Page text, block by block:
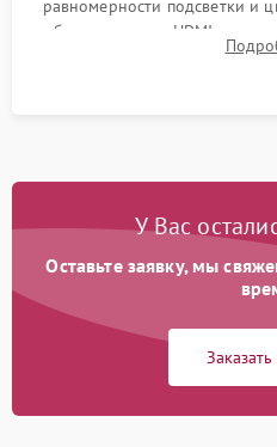
равномерности подсветки и
работы разъемов HDMI,
в рабочем режиме в
У Вас
Оставьте заявку, мы